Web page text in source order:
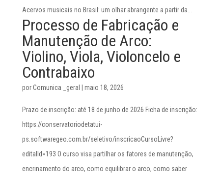
Acervos musicais no Brasil: um olhar abrangente a partir da...
Processo de Fabricação e
Manutenção de Arco:
Violino, Viola, Violoncelo e
Contrabaixo
porComunica _geral maio 18, 2026
Prazo de inscrição: até 18 de junho de 2026 Ficha de inscrição:
https://conservatoriodetatui-
ps.softwaregeo.com.br/seletivo/inscricaoCursoLivre?
editalId=193 O curso visa partilhar os fatores de manutenção,
encrinamento do arco, como equilibrar o arco, como saber